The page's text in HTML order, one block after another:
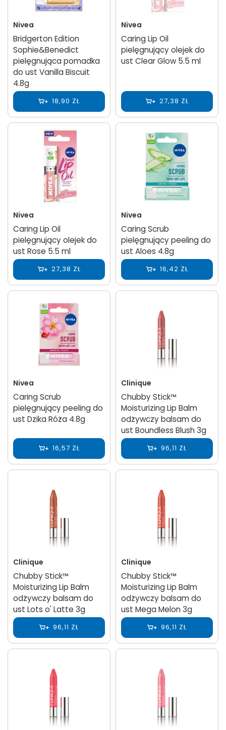
Nivea
Bridgerton Edition
Sophie&Benedict
pielęgnująca pomadka
do ust Vanilla Biscuit
4.8g
18,90 ZŁ
Nivea
Caring Lip Oil
pielęgnujący olejek do
ust Clear Glow 5.5 ml
27,38 ZŁ
Nivea
Caring Lip Oil
pielęgnujący olejek do
ust Rose 5.5 ml
27,38 ZŁ
Nivea
Caring Scrub
pielęgnujący peeling do
ust Aloes 4.8g
16,42 ZŁ
Nivea
Caring Scrub
pielęgnujący peeling do
ust Dzika Róża 4.8g
16,57 ZŁ
Clinique
Chubby Stick™
Moisturizing Lip Balm
odżywczy balsam do
ust Boundless Blush 3g
96,11 ZŁ
Clinique
Chubby Stick™
Moisturizing Lip Balm
odżywczy balsam do
ust Lots o' Latte 3g
96,11 ZŁ
Clinique
Chubby Stick™
Moisturizing Lip Balm
odżywczy balsam do
ust Mega Melon 3g
96,11 ZŁ